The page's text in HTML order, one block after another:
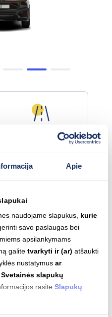
Apie
naudojame slapukus, kurie
savo paslaugas bei
apsilankymams
galitetvarkyti ir (ar) atšaukti
nustatymusar
slapukų
rasiteSlapukų
Maks. nuotolis
Greitas įkrovimas (DC)
CCS
400kW